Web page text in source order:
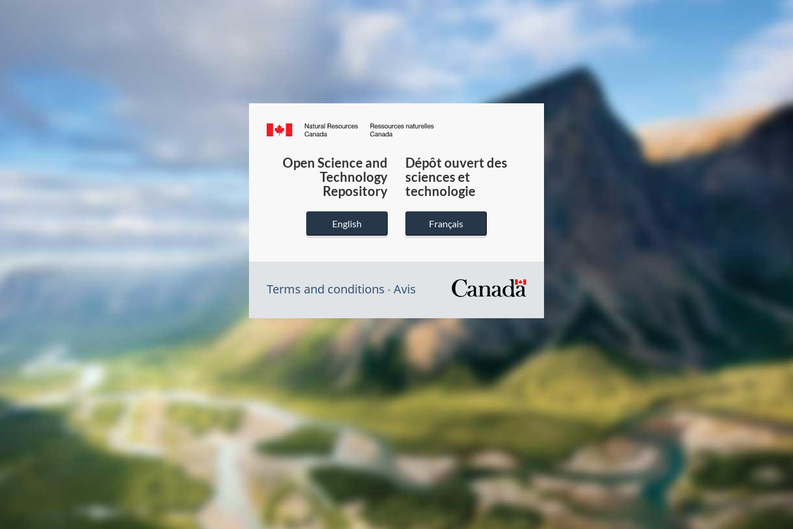
Canada.ca
du
Canada
Open Science and
Technology
Repository
English
Dépôt ouvert des
sciences et
technologie
Français
Terms and conditions Avis
/
gouvernement
du